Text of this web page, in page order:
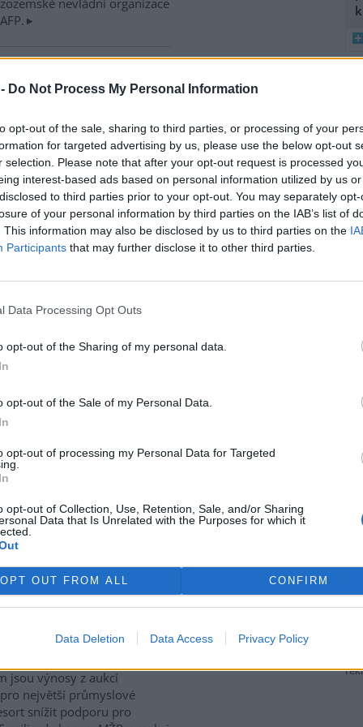
Do Not Process My Personal Information
opt-out of the sale, sharing to third parties, or processing of your
for targeted advertising by us, please use the below opt-out
selection. Please note that after your opt-out request is processed
interest-based ads based on personal information utilized by us
to third parties prior to your opt-out. You may separately
of your personal information by third parties on the IAB’s list of
This information may also be disclosed by us to third parties on the
Participants that may further disclose it to other third parties.
Data Processing Opt Outs
opt-out of the Sharing of my personal data.
opt-out of the Sale of my Personal Data.
opt-out of processing my Personal Data for Targeted
opt-out of Collection, Use, Retention, Sale, and/or Sharing
Data that Is Unrelated with the Purposes for which it
OPT OUT FROM ALL CONFIRM
Data Deletion Data Access Privacy Policy
řeky minimální průtoky
jihočeských řekách historicky
průtok vody. Nejhorší je
v rovinatých oblastech,
na Českobudějovicku. ČTK
krajině,
12
významně zvyšují počet i
krajině. Biodiverzitě
také staré stodoly,
ptákům poskytují úkryt i
krajině naopak
obratlovců Akademie
přesun peněz z výnosů
ČR kritizují
životního prostředí
za plánovaný přesun peněz z
v
tiskové zprávěa
chce podle nich
jsou výnosy z aukcí
největší průmyslové
snížit podporu pro